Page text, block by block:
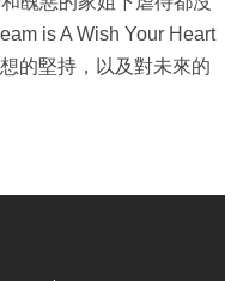
is A Wish Your Heart
的堅持，以及對未來的